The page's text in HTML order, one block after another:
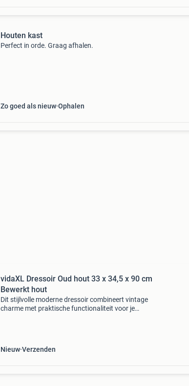
Houten kast
Perfect in orde. Graag afhalen.
Zo goed als nieuw Ophalen
vidaXL Dressoir Oud hout 33 x 34,5 x 90 cm
Bewerkt hout
Dit stijlvolle moderne dressoir combineert vintage
charme met praktische functionaliteit voor je
Nieuw Verzenden